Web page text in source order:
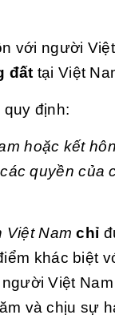
với người
đất tại Việt
định:
hoặc kết
quyền của
Việt Nam chỉ
khác biệt
Việt
và chịu sự